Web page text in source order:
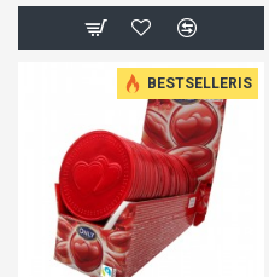
BESTSELLERIS